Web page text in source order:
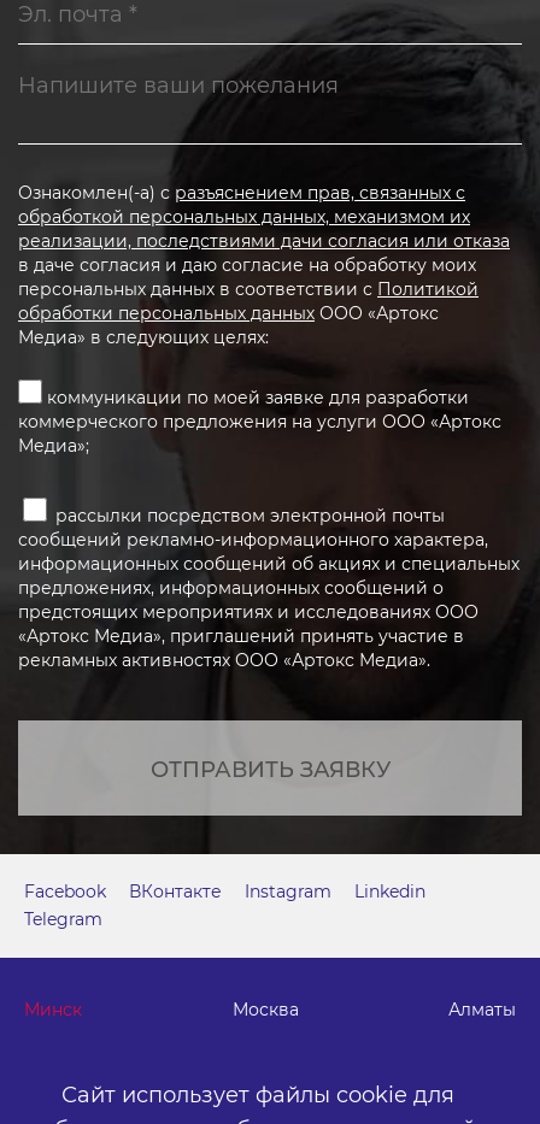
Ознакомлен(-а) с разъяснением прав, связанных с
обработкой персональных данных, механизмом их
реализации, последствиями дачи согласия или отказа
в даче согласия и даю согласие на обработку моих
персональных данных в соответствии с Политикой
обработки персональных данных ООО «Артокс
Медиа» в следующих целях:
коммуникации по моей заявке для разработки
коммерческого предложения на услуги ООО «Артокс
Медиа»;
рассылки посредством электронной почты
сообщений рекламно-информационного характера,
информационных сообщений об акциях и специальных
предложениях, информационных сообщений о
предстоящих мероприятиях и исследованиях ООО
«Артокс Медиа», приглашений принять участие в
рекламных активностях ООО «Артокс Медиа».
ОТПРАВИТЬ ЗАЯВКУ
Сайт использует файлы cookie для
Минск Москва Алматы
г. Минск, м. "Парк Челюскинцев", бизнес-центр "Time"
Facebook ВКонтакте Instagram
Linkedin
Telegram